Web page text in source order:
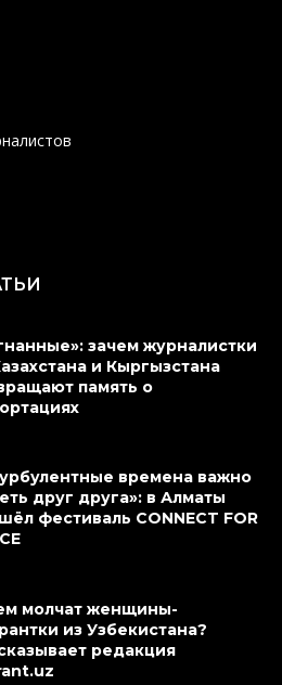
зачем журналистки
и Кыргызстана
память о
времена важно
друг друга»: в Алматы
фестиваль CONNECT FOR
молчат женщины-
из Узбекистана?
редакция